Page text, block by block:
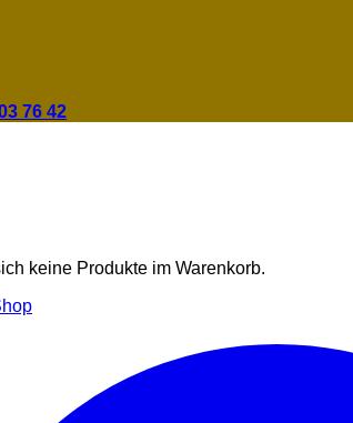
keine Produkte im Warenkorb.
76 42